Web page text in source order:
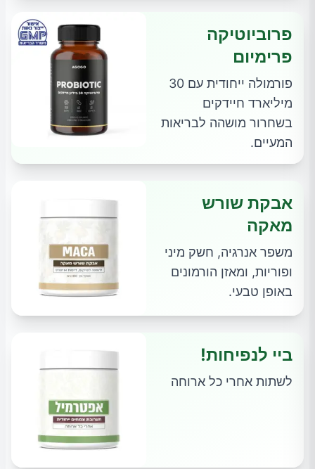
פרוביוטיקה
פרימיום
פורמולה ייחודית עם 30
מיליארד חיידקים
בשחרור מושהה לבריאות
המעיים.
אבקת שורש
מאקה
משפר אנרגיה, חשק מיני
ופוריות, ומאזן הורמונים
באופן טבעי.
ביי לנפיחות!
לשתות אחרי כל ארוחה